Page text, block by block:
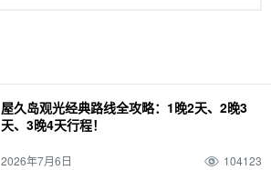
屋久岛观光经典路线全攻略：1晚2天、2晚3
天、3晚4天行程！
2026年7月6日 104123